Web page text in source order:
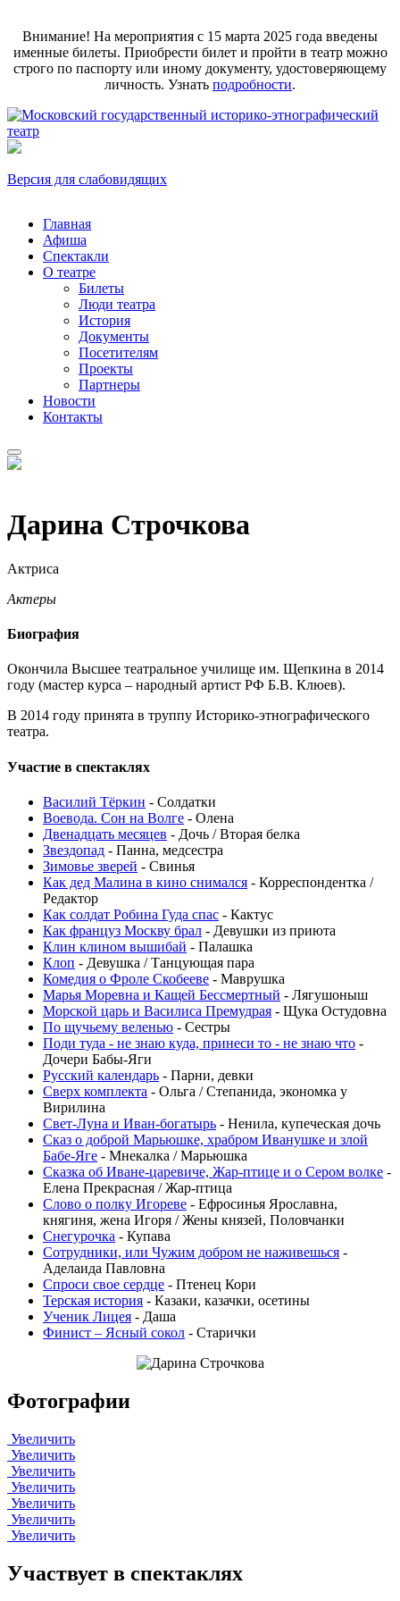
Внимание! На мероприятия с 15 марта 2025 года введены
именные билеты. Приобрести билет и пройти в театр можно
строго по паспорту или иному документу, удостоверяющему
личность. Узнать подробности.
Версия для слабовидящих
Главная
Афиша
Спектакли
О театре
Билеты
Люди театра
История
Документы
Посетителям
Проекты
Партнеры
Новости
Контакты
Дарина Строчкова
Актриса
Актеры
Биография
Окончила Высшее театральное училище им. Щепкина в 2014
году (мастер курса – народный артист РФ Б.В. Клюев).
В 2014 году принята в труппу Историко-этнографического
театра.
Участие в спектаклях
Василий Тёркин - Солдатки
Воевода. Сон на Волге - Олена
Двенадцать месяцев - Дочь / Вторая белка
Звездопад - Панна, медсестра
Зимовье зверей - Свинья
Как дед Малина в кино снимался - Корреспондентка /
Редактор
Как солдат Робина Гуда спас - Кактус
Как француз Москву брал - Девушки из приюта
Клин клином вышибай - Палашка
Клоп - Девушка / Танцующая пара
Комедия о Фроле Скобееве - Маврушка
Марья Моревна и Кащей Бессмертный - Лягушоныш
Морской царь и Василиса Премудрая - Щука Остудовна
По щучьему веленью - Сестры
Поди туда - не знаю куда, принеси то - не знаю что -
Дочери Бабы-Яги
Русский календарь - Парни, девки
Сверх комплекта - Ольга / Степанида, экономка у
Вирилина
Свет-Луна и Иван-богатырь - Ненила, купеческая дочь
Сказ о доброй Марьюшке, храбром Иванушке и злой
Бабе-Яге - Мнекалка / Марьюшка
Сказка об Иване-царевиче, Жар-птице и о Сером волке -
Елена Прекрасная / Жар-птица
Слово о полку Игореве - Ефросинья Ярославна,
княгиня, жена Игоря / Жены князей, Половчанки
Снегурочка - Купава
Сотрудники, или Чужим добром не наживешься -
Аделаида Павловна
Спроси свое сердце - Птенец Кори
Терская история - Казаки, казачки, осетины
Ученик Лицея - Даша
Финист – Ясный сокол - Старички
Фотографии
Увеличить
Увеличить
Увеличить
Увеличить
Увеличить
Увеличить
Увеличить
Участвует в спектаклях